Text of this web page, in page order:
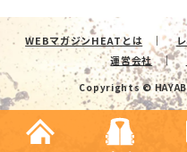
WEBマガジンHEATとは
運営会社
Copyrights ©